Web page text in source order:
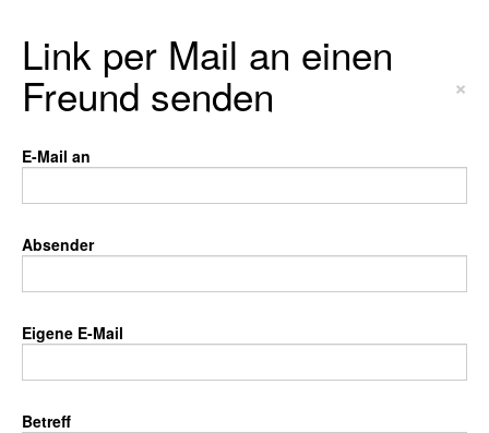
Link per Mail an einen
Freund senden ×
E-Mail an
Absender
Eigene E-Mail
Betreff